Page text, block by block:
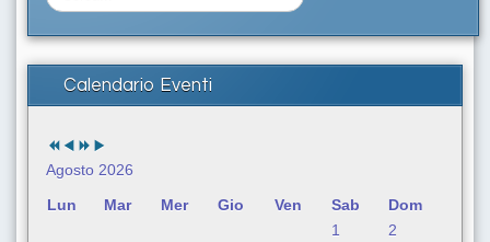
e
r
.
Calendario Eventi
Agosto 2026
Lun
Mar Mer Gio Ven Sab
Dom
1
2